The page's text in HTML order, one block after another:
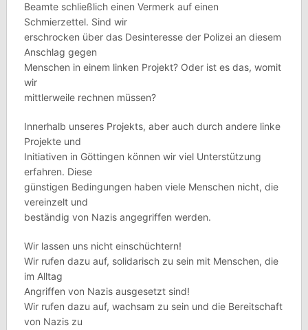
Beamte schließlich einen Vermerk auf einen
Schmierzettel. Sind wir
erschrocken über das Desinteresse der Polizei an diesem
Anschlag gegen
Menschen in einem linken Projekt? Oder ist es das, womit
wir
mittlerweile rechnen müssen?
Innerhalb unseres Projekts, aber auch durch andere linke
Projekte und
Initiativen in Göttingen können wir viel Unterstützung
erfahren. Diese
günstigen Bedingungen haben viele Menschen nicht, die
vereinzelt und
beständig von Nazis angegriffen werden.
Wir lassen uns nicht einschüchtern!
Wir rufen dazu auf, solidarisch zu sein mit Menschen, die
im Alltag
Angriffen von Nazis ausgesetzt sind!
Wir rufen dazu auf, wachsam zu sein und die Bereitschaft
von Nazis zu